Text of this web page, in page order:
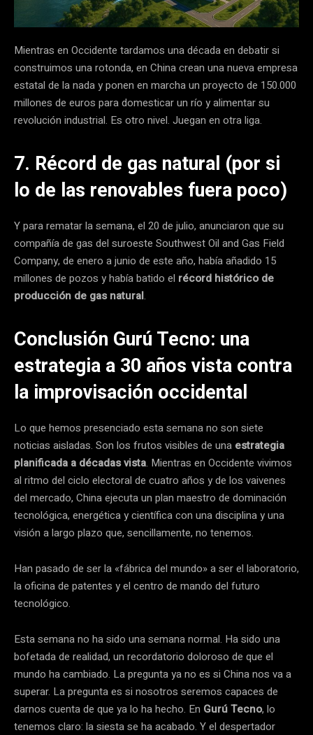
Mientras en Occidente tardamos una década en debatir si
construimos una rotonda, en China crean una nueva empresa
estatal de la nada y ponen en marcha un proyecto de 150.000
millones de euros para domesticar un río y alimentar su
revolución industrial. Es otro nivel. Juegan en otra liga.
7. Récord de gas natural (por si
lo de las renovables fuera poco)
Y para rematar la semana, el 20 de julio, anunciaron que su
compañía de gas del suroeste Southwest Oil and Gas Field
Company, de enero a junio de este año, había añadido 15
millones de pozos y había batido el récord histórico de
producción de gas natural.
Conclusión Gurú Tecno: una
estrategia a 30 años vista contra
la improvisación occidental
Lo que hemos presenciado esta semana no son siete
noticias aisladas. Son los frutos visibles de una estrategia
planificada a décadas vista. Mientras en Occidente vivimos
al ritmo del ciclo electoral de cuatro años y de los vaivenes
del mercado, China ejecuta un plan maestro de dominación
tecnológica, energética y científica con una disciplina y una
visión a largo plazo que, sencillamente, no tenemos.
Han pasado de ser la «fábrica del mundo» a ser el laboratorio,
la oficina de patentes y el centro de mando del futuro
tecnológico.
Esta semana no ha sido una semana normal. Ha sido una
bofetada de realidad, un recordatorio doloroso de que el
mundo ha cambiado. La pregunta ya no es si China nos va a
superar. La pregunta es si nosotros seremos capaces de
darnos cuenta de que ya lo ha hecho. En Gurú Tecno, lo
tenemos claro: la siesta se ha acabado. Y el despertador